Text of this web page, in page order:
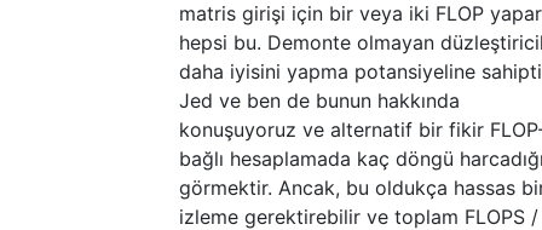
matris girişi için bir veya iki FLOP
hepsi bu. Demonte olmayan
daha iyisini yapma potansiyeline
Jed ve ben de bunun hakkında
konuşuyoruz ve alternatif bir fikir
bağlı hesaplamada kaç döngü
görmektir. Ancak, bu oldukça hassas
izleme gerektirebilir ve toplam FLOPS /